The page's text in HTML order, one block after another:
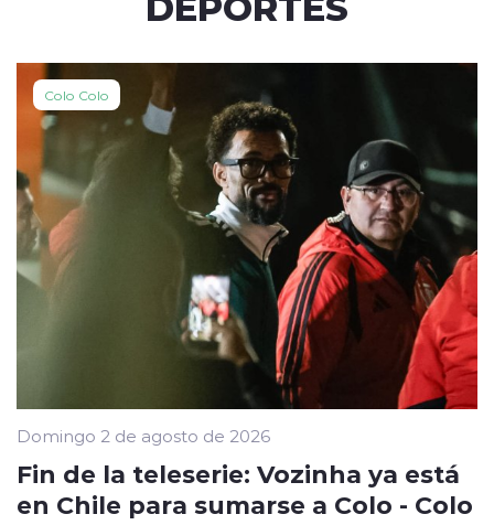
Colo Colo
Domingo 2 de agosto de 2026
Fin de la teleserie: Vozinha ya está
en Chile para sumarse a Colo - Colo